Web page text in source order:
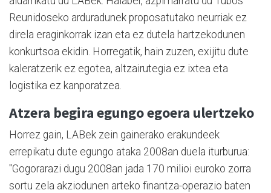
Reunidoseko arduradunek proposatutako neurriak ez
direla eraginkorrak izan eta ez dutela hartzekodunen
konkurtsoa ekidin. Horregatik, hain zuzen, exijitu dute
kaleratzerik ez egotea, altzairutegia ez ixtea eta
logistika ez kanporatzea.
Atzera begira egungo egoera ulertzeko
Horrez gain, LABek zein gainerako erakundeek
errepikatu dute egungo ataka 2008an duela iturburua:
"Gogorarazi dugu 2008an jada 170 milioi euroko zorra
sortu zela akziodunen arteko finantza-operazio baten